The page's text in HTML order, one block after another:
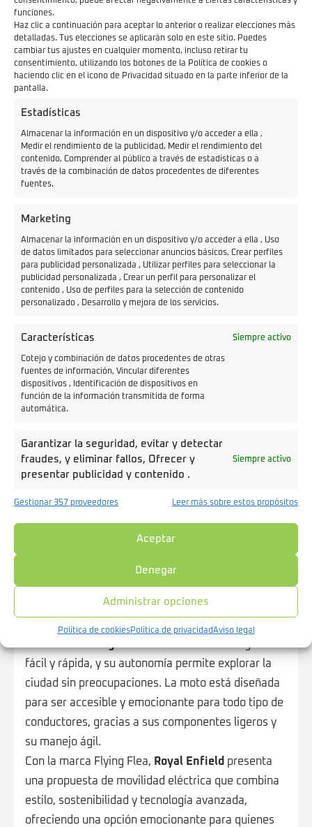
funciones.
Haz clic a continuación para aceptar lo anterior o realizar elecciones más
detalladas. Tus elecciones se aplicarán solo en este sitio. Puedes
cambiar tus ajustes en cualquier momento, incluso retirar tu
consentimiento, utilizando los botones de la Política de cookies o
haciendo clic en el icono de Privacidad situado en la parte inferior de la
pantalla.
Estadísticas
Almacenar la información en un dispositivo y/o acceder a ella ,
Medir el rendimiento de la publicidad, Medir el rendimiento del
contenido, Comprender al público a través de estadísticas o a
través de la combinación de datos procedentes de diferentes
fuentes.
Marketing
Almacenar la información en un dispositivo y/o acceder a ella , Uso
de datos limitados para seleccionar anuncios básicos, Crear perfiles
para publicidad personalizada , Utilizar perfiles para seleccionar la
publicidad personalizada , Crear un perfil para personalizar el
contenido , Uso de perfiles para la selección de contenido
personalizado , Desarrollo y mejora de los servicios.
Características Siempre activo
Cotejo y combinación de datos procedentes de otras
fuentes de información, Vincular diferentes
dispositivos , Identificación de dispositivos en
función de la información transmitida de forma
automática.
Garantizar la seguridad, evitar y detectar
fraudes, y eliminar fallos, Ofrecer y
presentar publicidad y contenido .
Siempre activo
Gestionar 357 proveedores Leer más sobre estos propósitos
Aceptar
Denegar
Administrar opciones
Política de cookiesPolítica de privacidadAviso legal
diseñada para optimizar el peso y la refrigeración,
fusionando elementos tradicionales con
innovaciones modernas. El diseño de las aletas de
la batería es un ejemplo de este enfoque,
representando el espíritu histórico de la marca,
mientras que un grupo de pantalla táctil redondo
tecnológicas.
La FF-C6 incorpora tecnologías avanzadas con más
de 28 patentes registradas recientemente. Su
conducción, mejorando aspectos como el
kilometraje y la sensación de manejo. La unidad de
control central integra todos los sistemas digitales
y físicos, permitiendo más de200,000
combinaciones de modos de conducción
conductor puede ajustar el rendimiento de la moto
según sus preferencias, ya sea para mayor
eficiencia o disfrute. Además, el uso del teléfono
móvil facilita el acceso a la moto, permitiendo una
En cuanto a la experiencia de conducción, la FF-C6
ofrece una aceleración intuitiva,control de
crucero, y sistemas avanzados como ABS con
fácil y rápida, y su autonomía permite explorar la
ciudad sin preocupaciones. La moto está diseñada
para ser accesible y emocionante para todo tipo de
conductores, gracias a sus componentes ligeros y
su manejo ágil.
Con la marca Flying Flea, Royal Enfield presenta
una propuesta de movilidad eléctrica que combina
estilo, sostenibilidad y tecnología avanzada,
ofreciendo una opción emocionante para quienes